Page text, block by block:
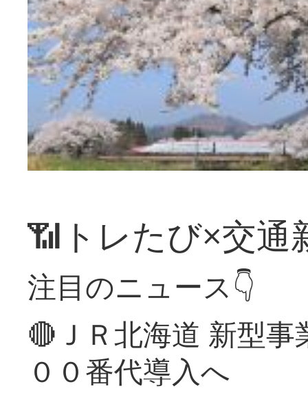
📶トレたび×交通
注目のニュース👇
🔴ＪＲ北海道 新型
００番代導入へ